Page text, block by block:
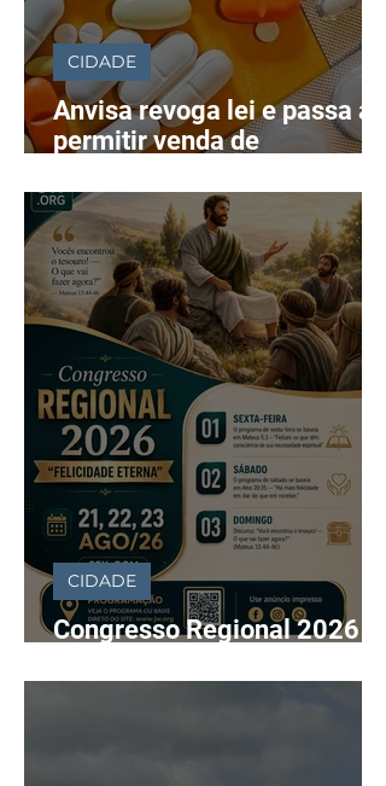
Anvisa revoga lei e passa a
permitir venda de
CIDADE
Congresso Regional 2026 —
CIDADE